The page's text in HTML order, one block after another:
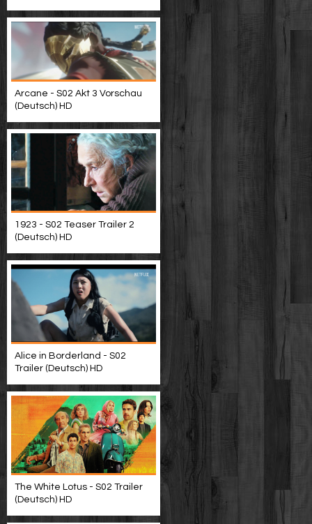
Arcane - S02 Akt 3 Vorschau
(Deutsch) HD
1923 - S02 Teaser Trailer 2
(Deutsch) HD
Alice in Borderland - S02
Trailer (Deutsch) HD
The White Lotus - S02 Trailer
(Deutsch) HD